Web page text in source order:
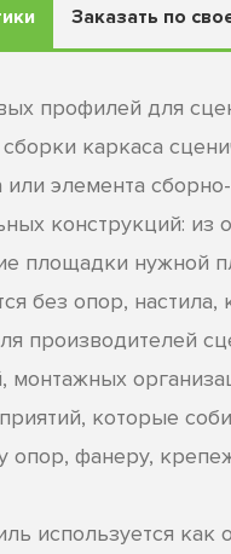
Заказать по
профилей для
каркаса
элемента
конструкций: из
площадки нужной
без опор,
производителей
монтажных
которые
опор, фанеру,
используется как